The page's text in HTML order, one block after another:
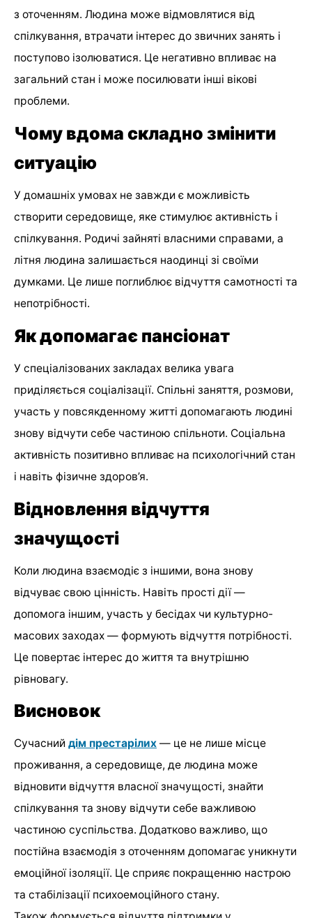
з оточенням. Людина може відмовлятися від
спілкування, втрачати інтерес до звичних занять і
поступово ізолюватися. Це негативно впливає на
загальний стан і може посилювати інші вікові
проблеми.
Чому вдома складно змінити
ситуацію
У домашніх умовах не завжди є можливість
створити середовище, яке стимулює активність і
спілкування. Родичі зайняті власними справами, а
літня людина залишається наодинці зі своїми
думками. Це лише поглиблює відчуття самотності та
непотрібності.
Як допомагає пансіонат
У спеціалізованих закладах велика увага
приділяється соціалізації. Спільні заняття, розмови,
участь у повсякденному житті допомагають людині
знову відчути себе частиною спільноти. Соціальна
активність позитивно впливає на психологічний стан
і навіть фізичне здоров’я.
Відновлення відчуття
значущості
Коли людина взаємодіє з іншими, вона знову
відчуває свою цінність. Навіть прості дії —
допомога іншим, участь у бесідах чи культурно-
масових заходах — формують відчуття потрібності.
Це повертає інтерес до життя та внутрішню
рівновагу.
Висновок
Сучасний дім престарілих — це не лише місце
проживання, а середовище, де людина може
відновити відчуття власної значущості, знайти
спілкування та знову відчути себе важливою
частиною суспільства. Додатково важливо, що
постійна взаємодія з оточенням допомагає уникнути
емоційної ізоляції. Це сприяє покращенню настрою
та стабілізації психоемоційного стану.